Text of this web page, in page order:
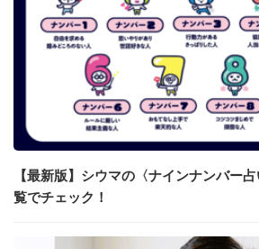
【最新版】シウマの〈ナインナンバー
覧でチェック！